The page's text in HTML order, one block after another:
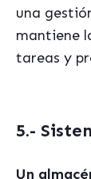
una
mantiene
tareas y
5.-
Un